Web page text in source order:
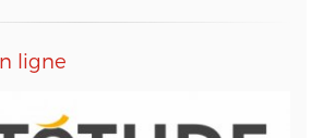
SMS, Emails
et pour le Marketing
la loi « informatique et libertés »,
ligne